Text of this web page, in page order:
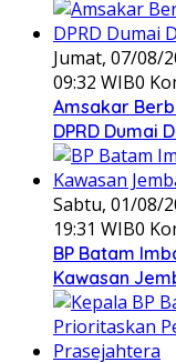
Jumat, 07/08/
09:32 WIB0
Amsakar
DPRD Dumai
Sabtu, 01/08/
19:31 WIB0
BP Batam
Kawasan